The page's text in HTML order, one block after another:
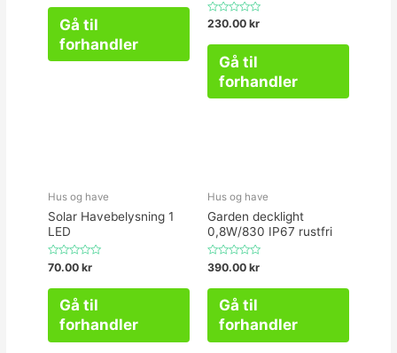
Gå til
forhandler
Vurderet
230.00 kr
Gå til
forhandler
Hus og have
Solar Havebelysning 1
LED
Vurderet
0
af
70.00 kr
Gå til
forhandler
Hus og have
Garden decklight
0,8W/830 IP67 rustfri
Vurderet
0
af
390.00 kr
Gå til
forhandler